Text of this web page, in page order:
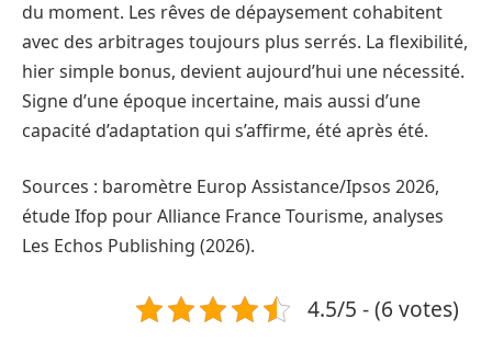
du moment. Les rêves de dépaysement cohabitent
avec des arbitrages toujours plus serrés. La flexibilité,
hier simple bonus, devient aujourd’hui une nécessité.
Signe d’une époque incertaine, mais aussi d’une
capacité d’adaptation qui s’affirme, été après été.
Sources : baromètre Europ Assistance/Ipsos 2026,
étude Ifop pour Alliance France Tourisme, analyses
Les Echos Publishing (2026).
4.5/5 - (6 votes)